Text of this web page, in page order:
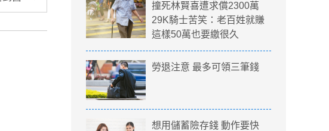
撞死林賢喜遭求償2300萬
29K騎士苦笑：老百姓就賺
這樣50萬也要繳很久
勞退注意 最多可領三筆錢
想用儲蓄險存錢 動作要快